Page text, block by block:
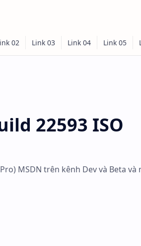
22593 ISO
MSDN trên kênh Dev và Beta